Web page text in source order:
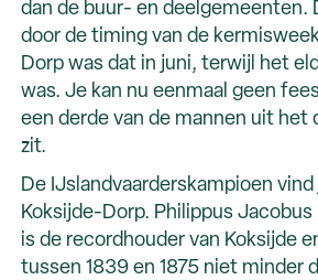
dan de buur- en deelgemeenten.
door de timing van de
Dorp was dat in juni, terwijl het
was. Je kan nu eenmaal geen
een derde van de mannen uit het
zit.
De IJslandvaarderskampioen vind
Koksijde-Dorp. Philippus
is de recordhouder van Koksijde
tussen 1839 en 1875 niet minder